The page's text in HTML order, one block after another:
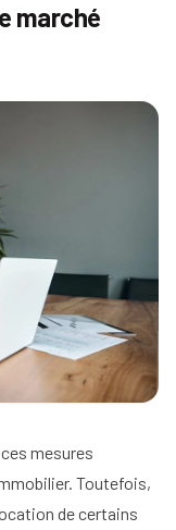
marché
mesures
Toutefois,
de certains